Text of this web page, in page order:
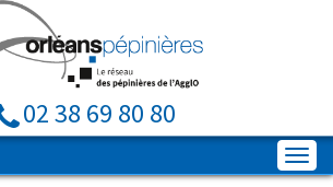
02 38 69 80 80